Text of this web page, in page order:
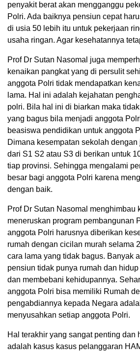
penyakit berat akan mengganggu
Polri. Ada baiknya pensiun cepat
di usia 50 lebih itu untuk pekerjaan
usaha ringan. Agar kesehatannya
Prof Dr Sutan Nasomal juga
kenaikan pangkat yang di persulit
anggota Polri tidak mendapatkan
lama. Hal ini adalah kejahatan
polri. Bila hal ini di biarkan maka
yang bagus bila menjadi anggota
beasiswa pendidikan untuk anggota
Dimana kesempatan sekolah
dari S1 S2 atau S3 di berikan untuk
tiap provinsi. Sehingga mengalami
besar bagi anggota Polri karena
dengan baik.
Prof Dr Sutan Nasomal menghimbau
meneruskan program pembangunan
anggota Polri harusnya diberikan
rumah dengan cicilan murah selama
cara lama yang tidak bagus. Banyak
pensiun tidak punya rumah dan hidup
dan membebani kehidupannya.
anggota Polri bisa memiliki Rumah
pengabdiannya kepada Negara
menyusahkan setiap anggota Polri.
Hal terakhir yang sangat penting dan
adalah kasus kasus pelanggaran